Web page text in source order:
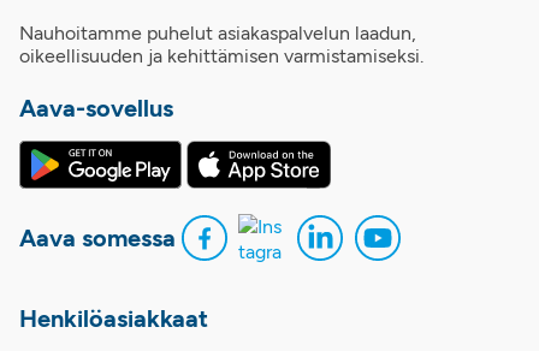
Nauhoitamme puhelut asiakaspalvelun laadun,
oikeellisuuden ja kehittämisen varmistamiseksi.
Aava-sovellus
Aava somessa
Henkilöasiakkaat